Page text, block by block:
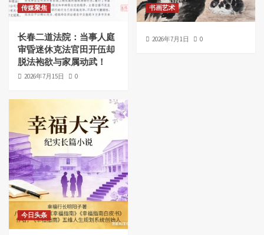
传媒聚焦
长春二道法院：当事人庭
审昏迷休克法官田开伍却
脱法袍欲与家属动武！
2026年7月15日 0
书画艺术
2026年7月1日 0
今日头条